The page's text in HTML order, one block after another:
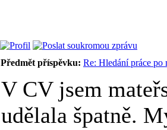
Předmět příspěvku: Re: Hledání práce po
V CV jsem
udělala špatně.